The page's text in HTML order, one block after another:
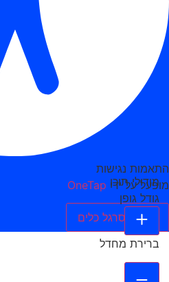
התאמות נגישות
מופעל על ידי OneTap
הסתר סרגל כלים
מודולי תוכן
גודל גופן
ברירת מחדל